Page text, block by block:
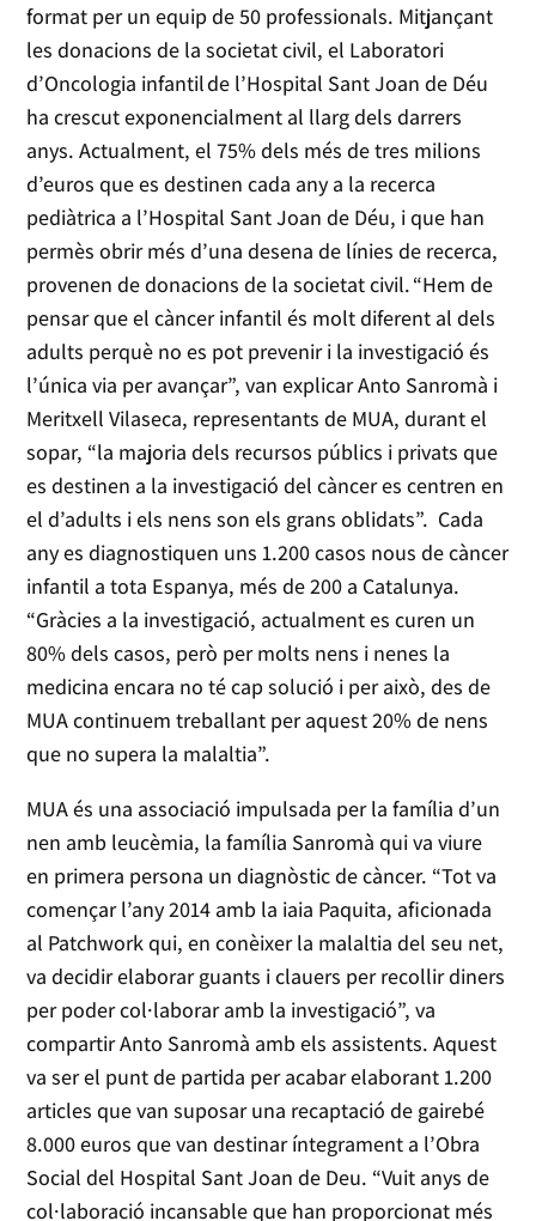
format per un equip de 50 professionals. Mitjançant
les donacions de la societat civil, el Laboratori
d’Oncologia infantil de l’Hospital Sant Joan de Déu
ha crescut exponencialment al llarg dels darrers
anys. Actualment, el 75% dels més de tres milions
d’euros que es destinen cada any a la recerca
pediàtrica a l’Hospital Sant Joan de Déu, i que han
permès obrir més d’una desena de línies de recerca,
provenen de donacions de la societat civil. “Hem de
pensar que el càncer infantil és molt diferent al dels
adults perquè no es pot prevenir i la investigació és
l’única via per avançar”, van explicar Anto Sanromà i
Meritxell Vilaseca, representants de MUA, durant el
sopar, “la majoria dels recursos públics i privats que
es destinen a la investigació del càncer es centren en
el d’adults i els nens son els grans oblidats”. Cada
any es diagnostiquen uns 1.200 casos nous de càncer
infantil a tota Espanya, més de 200 a Catalunya.
“Gràcies a la investigació, actualment es curen un
80% dels casos, però per molts nens i nenes la
medicina encara no té cap solució i per això, des de
MUA continuem treballant per aquest 20% de nens
que no supera la malaltia”.
MUA és una associació impulsada per la família d’un
nen amb leucèmia, la família Sanromà qui va viure
en primera persona un diagnòstic de càncer. “Tot va
començar l’any 2014 amb la iaia Paquita, aficionada
al Patchwork qui, en conèixer la malaltia del seu net,
va decidir elaborar guants i clauers per recollir diners
per poder col·laborar amb la investigació”, va
compartir Anto Sanromà amb els assistents. Aquest
va ser el punt de partida per acabar elaborant 1.200
articles que van suposar una recaptació de gairebé
8.000 euros que van destinar íntegrament a l’Obra
Social del Hospital Sant Joan de Deu. “Vuit anys de
col·laboració incansable que han proporcionat més